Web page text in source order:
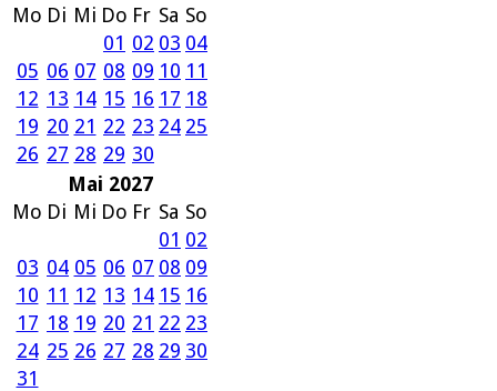
Mo Di Mi Do Fr Sa So
01 02 03 04
05 06 07 08 09 10 11
12 13 14 15 16 17 18
19 20 21 22 23 24 25
26 27 28 29 30
Mai 2027
Mo Di Mi Do Fr Sa So
01 02
03 04 05 06 07 08 09
10 11 12 13 14 15 16
17 18 19 20 21 22 23
24 25 26 27 28 29 30
31